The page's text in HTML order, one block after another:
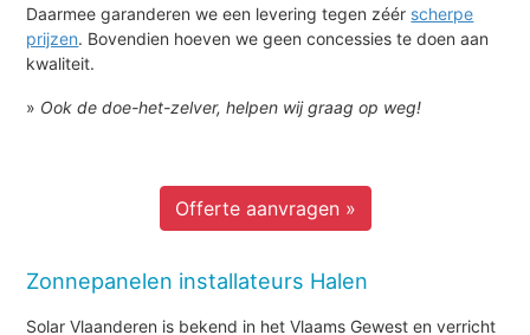
Daarmee garanderen we een levering tegen zéér scherpe
prijzen. Bovendien hoeven we geen concessies te doen aan
kwaliteit.
» Ook de doe-het-zelver, helpen wij graag op weg!
Offerte aanvragen »
Zonnepanelen installateurs Halen
Solar Vlaanderen is bekend in het Vlaams Gewest en verricht